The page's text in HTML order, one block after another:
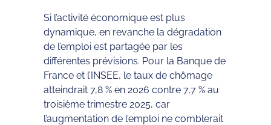
Si l’activité économique est plus
dynamique, en revanche la dégradation
de l’emploi est partagée par les
différentes prévisions. Pour la Banque de
France et l’INSEE, le taux de chômage
atteindrait 7,8 % en 2026 contre 7,7 % au
troisième trimestre 2025, car
l’augmentation de l’emploi ne comblerait